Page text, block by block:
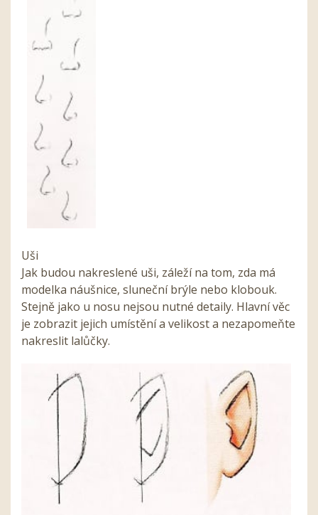
Uši
Jak budou nakreslené uši, záleží na tom, zda má
modelka náušnice, sluneční brýle nebo klobouk.
Stejně jako u nosu nejsou nutné detaily. Hlavní věc
je zobrazit jejich umístění a velikost a nezapomeňte
nakreslit lalůčky.